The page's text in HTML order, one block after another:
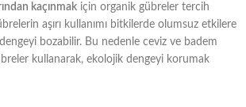
kaçınmak için organik gübreler tercih
aşırı kullanımı bitkilerde olumsuz etkilere
bozabilir. Bu nedenle ceviz ve badem
kullanarak, ekolojik dengeyi korumak